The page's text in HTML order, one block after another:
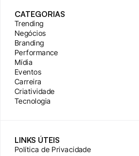
CATEGORIAS
Trending
Negócios
Branding
Performance
Mídia
Eventos
Carreira
Criatividade
Tecnologia
LINKS ÚTEIS
Política de Privacidade